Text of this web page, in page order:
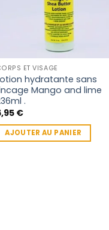
ET VISAGE
hydratante sans
Mango and lime
.
€
AJOUTER AU PANIER